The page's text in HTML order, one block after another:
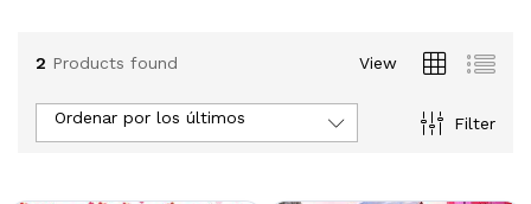
2 Products found View
Filter
Ordenar por los últimos